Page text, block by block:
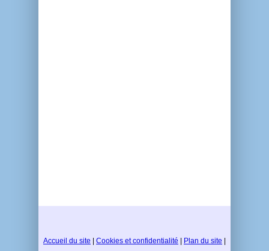
Accueil du site Cookies et confidentialité Plan du site